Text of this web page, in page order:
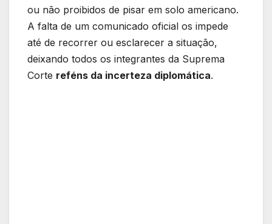
ou não proibidos de pisar em solo americano.
A falta de um comunicado oficial os impede
até de recorrer ou esclarecer a situação,
deixando todos os integrantes da Suprema
Corte reféns da incerteza diplomática.